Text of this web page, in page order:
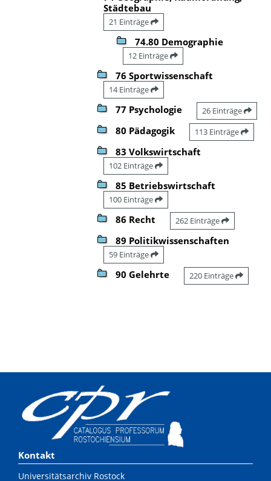
Städtebau
21 Einträge
74.80 Demographie
12 Einträge
76 Sportwissenschaft
14 Einträge
77 Psychologie 26 Einträge
80 Pädagogik 113 Einträge
83 Volkswirtschaft
102 Einträge
85 Betriebswirtschaft
100 Einträge
86 Recht 262 Einträge
89 Politikwissenschaften
59 Einträge
90 Gelehrte 220 Einträge
Kontakt
Universitätsarchiv Rostock